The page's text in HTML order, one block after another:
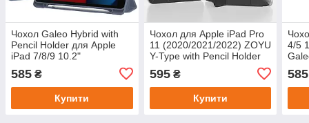
Чохол Galeo Hybrid with
Pencil Holder для Apple
iPad 7/8/9 10.2"
(2019/2020/2021) Heather
585 ₴
Купити
Чохол для Apple iPad Pro
11 (2020/2021/2022) ZOYU
Y-Type with Pencil Holder
595₴
Купити
4/5
585